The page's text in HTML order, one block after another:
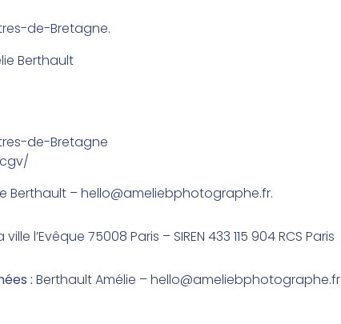
de-Bretagne.
Berthault
de-Bretagne
Berthault –hello@ameliebphotographe.fr.
l’Evêque 75008 Paris – SIREN 433 115 904 RCS Paris
: Berthault Amélie –hello@ameliebphotographe.fr